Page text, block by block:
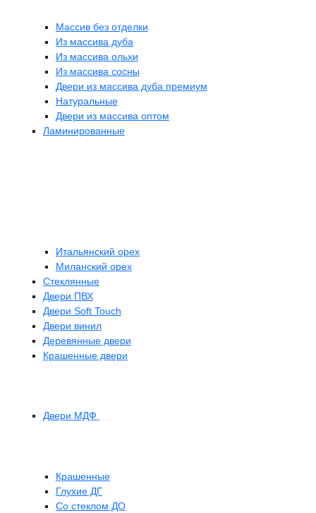
Массив без отделки
Из массива дуба
Из массива ольхи
Из массива сосны
Двери из массива дуба премиум
Натуральные
Двери из массива оптом
Ламинированные
Итальянский орех
Миланский орех
Стеклянные
Двери ПВХ
Двери Soft Touch
Двери винил
Деревянные двери
Крашенные двери
Двери МДФ
Крашенные
Глухие ДГ
Со стеклом ДО